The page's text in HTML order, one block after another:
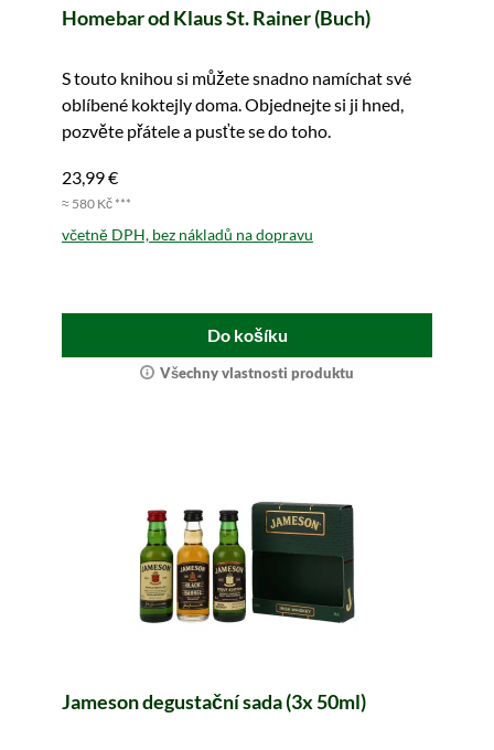
Homebar od Klaus St. Rainer (Buch)
S touto knihou si můžete snadno namíchat své
oblíbené koktejly doma. Objednejte si ji hned,
pozvěte přátele a pusťte se do toho.
23,99 €
≈ 580 Kč ***
včetně DPH, bez nákladů na dopravu
Do košíku
Všechny vlastnosti produktu
Jameson degustační sada (3x 50ml)